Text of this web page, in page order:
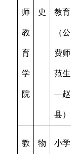
师
教
育
学
院
史 教育
（公
费师
范生
—赵
县）
教 物 小学